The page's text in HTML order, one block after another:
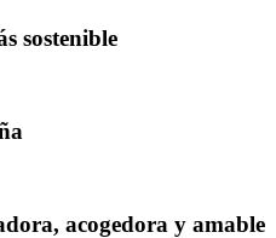
sostenible
acogedora y amable